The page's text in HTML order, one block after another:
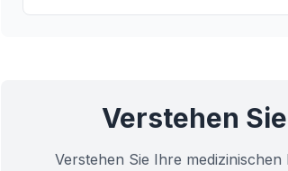
Verstehen
Verstehen Sie Ihre